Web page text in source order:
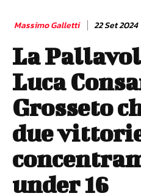
Massimo Galletti 22 Set 2024
La
Luca
Grosseto
due
under 16